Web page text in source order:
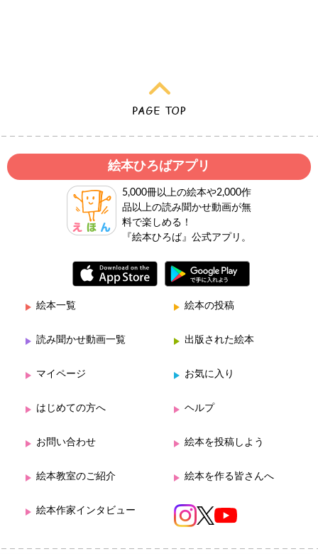
絵本ひろばアプリ
5,000冊以上の絵本や2,000作
品以上の読み聞かせ動画が無
料で楽しめる！
『絵本ひろば』公式アプリ。
絵本一覧 絵本の投稿
読み聞かせ動画一覧 出版された絵本
マイページ お気に入り
はじめての方へ ヘルプ
お問い合わせ 絵本を投稿しよう
絵本教室のご紹介 絵本を作る皆さんへ
絵本作家インタビュー